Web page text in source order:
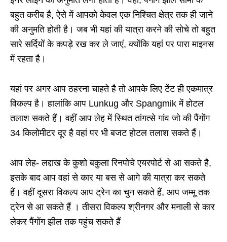
बहुत करीब है, ऐसे में आपको केवल एक निश्चित क्षेत्र तक ही जाने
की अनुमति होती है। जब भी यहां की यात्रा करने की सोचे तो बहुत
सारे सर्दियों के कपड़े रख कर ले जाएं, क्योंकि यहां पर पारा माइनस
में रहता है।
यहां पर अगर आप ठहरना चाहते है तो आपके लिए टेंट ही एकमात्र
विकल्प है। हालांकि आप Lunkug और Spangmik में होटल
तलाश सकते हैं। वहीं आप लेह में स्थित तांगत्से गांव जो की पैंगोंग
34 किलोमीटर दूर है वहां पर भी बजट होटल तलाश सकते हैं।
आप लेह- लद्दाख के कुशो बकुला रिनपोचे एयरपोर्ट से आ सकते है,
इसके बाद आप वहां से कार या बस से आगे की यात्रा कर सकते
हैं। वहीं दूसरा विकल्प आप ट्रेन का चुन सकते हैं, आप जम्मू तक
ट्रेन से आ सकते हैं । तीसरा विकल्प श्रीनगर और मनाली से कार
लेकर पैंगोंग झील तक पहुंच सकते हैं